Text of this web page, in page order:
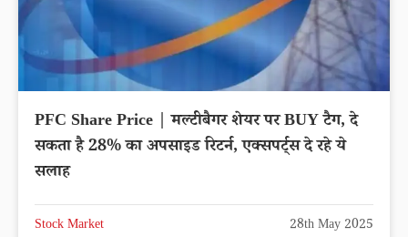
PFC Share Price | मल्टीबैगर शेयर पर BUY टैग, दे
सकता है 28% का अपसाइड रिटर्न, एक्सपर्ट्स दे रहे ये
सलाह
Stock Market 28th May 2025